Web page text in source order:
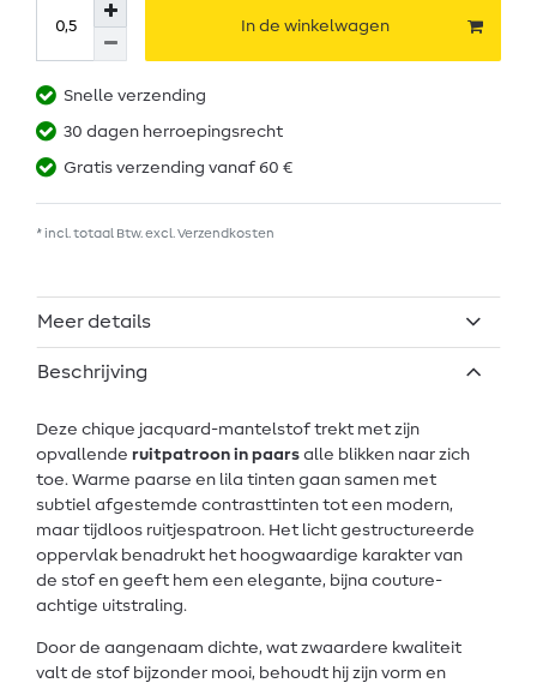
In de winkelwagen
Snelle verzending
30 dagen herroepingsrecht
Gratis verzending vanaf 60 €
* incl. totaal Btw. excl. Verzendkosten
Meer details
Beschrijving
Deze chique jacquard-mantelstof trekt met zijn
opvallende ruitpatroon in paars alle blikken naar zich
toe. Warme paarse en lila tinten gaan samen met
subtiel afgestemde contrasttinten tot een modern,
maar tijdloos ruitjespatroon. Het licht gestructureerde
oppervlak benadrukt het hoogwaardige karakter van
de stof en geeft hem een elegante, bijna couture-
achtige uitstraling.
Door de aangenaam dichte, wat zwaardere kwaliteit
valt de stof bijzonder mooi, behoudt hij zijn vorm en